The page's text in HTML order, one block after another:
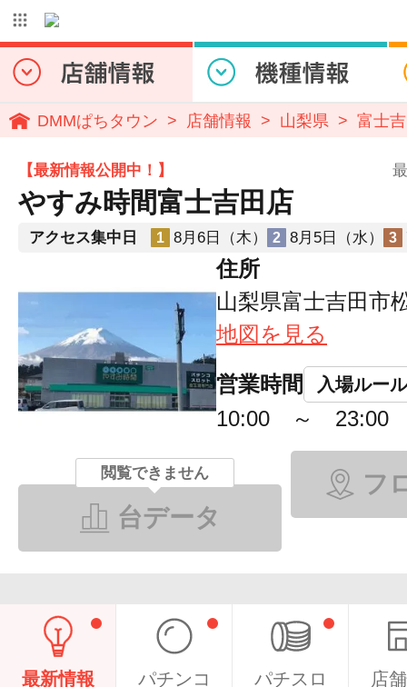
DMMぱちタウン 店舗情報 山梨県 富士
【最新情報公開中！】
やすみ時間富士吉田店
アクセス集中日 1 8月6日（木） 2 8月5日（水） 3
住所
山梨県富士吉田市
地図を見る
営業時間 入場ルール
10:00 ～ 23:00
閲覧できません
台データ
フ
最新情報 パチンコ パチスロ 店